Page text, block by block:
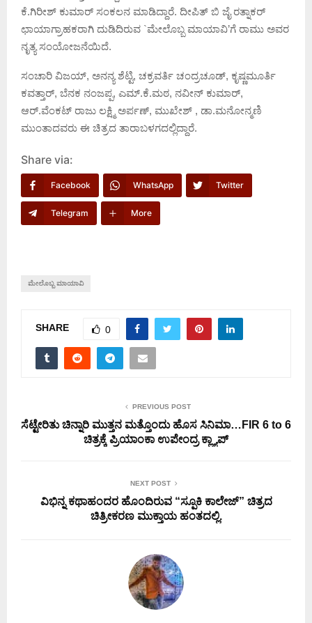
ಕೆ.ಗಿರೀಶ್ ಕುಮಾರ್ ಸಂಕಲನ ಮಾಡಿದ್ದಾರೆ. ದೀಪಿತ್ ಬಿ ಜೈ ರತ್ನಾಕರ್
ಛಾಯಾಗ್ರಾಹಕರಾಗಿ ದುಡಿದಿರುವ `ಮೇಲೊಬ್ಬ ಮಾಯಾವಿ’ಗೆ ರಾಮು ಅವರ
ನೃತ್ಯ ಸಂಯೋಜನೆಯಿದೆ.
ಸಂಚಾರಿ ವಿಜಯ್, ಅನನ್ಯ ಶೆಟ್ಟಿ, ಚಕ್ರವರ್ತಿ ಚಂದ್ರಚೂಡ್, ಕೃಷ್ಣಮೂರ್ತಿ
ಕವತ್ತಾರ್, ಬೆನಕ ನಂಜಪ್ಪ, ಎಮ್.ಕೆ.ಮಠ, ನವೀನ್ ಕುಮಾರ್,
ಆರ್.ವೆಂಕಟ್ ರಾಜು ಲಕ್ಷ್ಮಿ ಅರ್ಪಣ್, ಮುಖೇಶ್ , ಡಾ.ಮನೋನ್ಮಣಿ
ಮುಂತಾದವರು ಈ ಚಿತ್ರದ ತಾರಾಬಳಗದಲ್ಲಿದ್ದಾರೆ.
Share via:
Facebook WhatsApp Twitter
Telegram More
ಮೇಲೊಬ್ಬ ಮಾಯಾವಿ
SHARE 0
PREVIOUS POST
ಸೆಟ್ಟೇರಿತು ಚಿನ್ನಾರಿ ಮುತ್ತನ ಮತ್ತೊಂದು ಹೊಸ ಸಿನಿಮಾ…FIR 6 to 6
ಚಿತ್ರಕ್ಕೆ ಪ್ರಿಯಾಂಕಾ ಉಪೇಂದ್ರ ಕ್ಲ್ಯಾಪ್
NEXT POST
ವಿಭಿನ್ನ ಕಥಾಹಂದರ ಹೊಂದಿರುವ “ಸ್ಪೂಕಿ ಕಾಲೇಜ್” ಚಿತ್ರದ
ಚಿತ್ರೀಕರಣ ಮುಕ್ತಾಯ ಹಂತದಲ್ಲಿ.